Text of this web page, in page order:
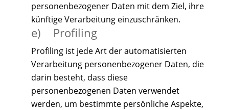
personenbezogener Daten mit dem Ziel, ihre
künftige Verarbeitung einzuschränken.
e) Profiling
Profiling ist jede Art der automatisierten
Verarbeitung personenbezogener Daten, die
darin besteht, dass diese
personenbezogenen Daten verwendet
werden, um bestimmte persönliche Aspekte,